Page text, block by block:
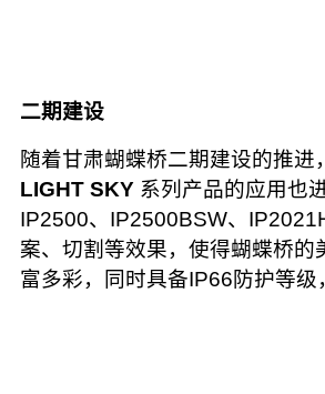
二期建设
随着甘肃蝴蝶桥二期建设的推进，
LIGHT SKY 系列产品的应用也
IP2500、IP2500BSW、
案、切割等效果，使得蝴蝶桥的
富多彩，同时具备IP66防护等级